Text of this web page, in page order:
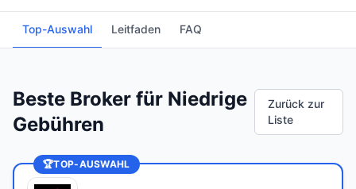
Top-Auswahl Leitfaden FAQ
Beste Broker für Niedrige
Gebühren
Zurück zur
Liste
🏆TOP-AUSWAHL